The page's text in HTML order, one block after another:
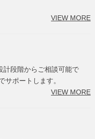
VIEW MORE
計段階からご相談可能で
サポートします。
VIEW MORE